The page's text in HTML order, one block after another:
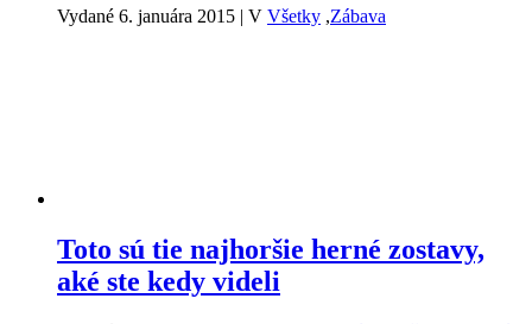
Vydané 6. januára 2015 | V Všetky ,Zábava
Toto sú tie najhoršie herné zostavy,
aké ste kedy videli